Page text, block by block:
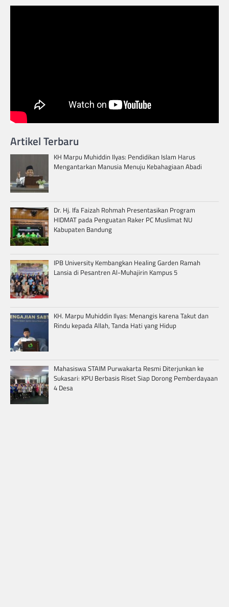
Artikel Terbaru
KH Marpu Muhiddin Ilyas: Pendidikan Islam Harus
Mengantarkan Manusia Menuju Kebahagiaan Abadi
Dr. Hj. Ifa Faizah Rohmah Presentasikan Program
HIDMAT pada Penguatan Raker PC Muslimat NU
Kabupaten Bandung
IPB University Kembangkan Healing Garden Ramah
Lansia di Pesantren Al-Muhajirin Kampus 5
KH. Marpu Muhiddin Ilyas: Menangis karena Takut dan
Rindu kepada Allah, Tanda Hati yang Hidup
Mahasiswa STAIM Purwakarta Resmi Diterjunkan ke
Sukasari: KPU Berbasis Riset Siap Dorong Pemberdayaan
4 Desa